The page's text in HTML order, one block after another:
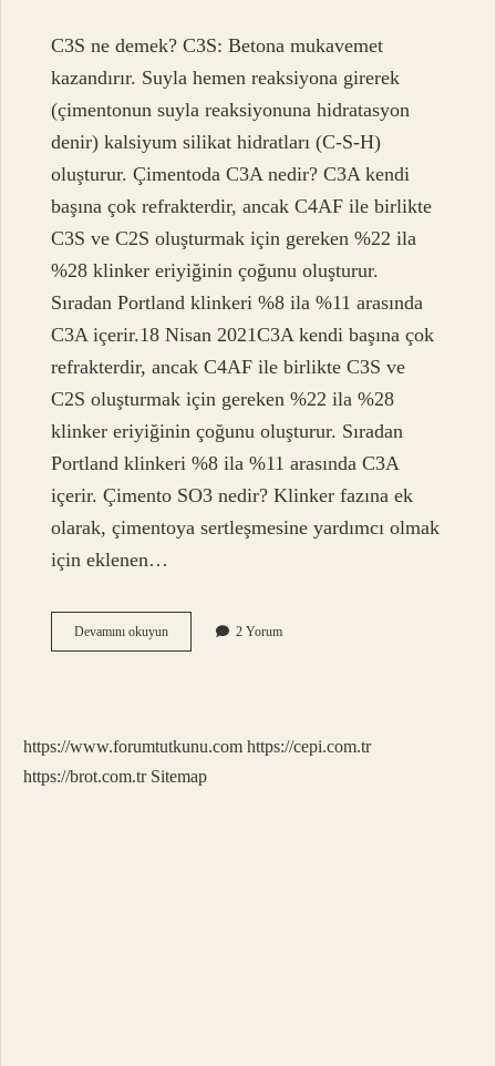
C3S ne demek? C3S: Betona mukavemet
kazandırır. Suyla hemen reaksiyona girerek
(çimentonun suyla reaksiyonuna hidratasyon
denir) kalsiyum silikat hidratları (C-S-H)
oluşturur. Çimentoda C3A nedir? C3A kendi
başına çok refrakterdir, ancak C4AF ile birlikte
C3S ve C2S oluşturmak için gereken %22 ila
%28 klinker eriyiğinin çoğunu oluşturur.
Sıradan Portland klinkeri %8 ila %11 arasında
C3A içerir.18 Nisan 2021C3A kendi başına çok
refrakterdir, ancak C4AF ile birlikte C3S ve
C2S oluşturmak için gereken %22 ila %28
klinker eriyiğinin çoğunu oluşturur. Sıradan
Portland klinkeri %8 ila %11 arasında C3A
içerir. Çimento SO3 nedir? Klinker fazına ek
olarak, çimentoya sertleşmesine yardımcı olmak
için eklenen…
Devamını okuyunÇimentoda
C3S
2 Yorum
https://www.forumtutkunu.com https://cepi.com.tr
https://brot.com.tr Sitemap